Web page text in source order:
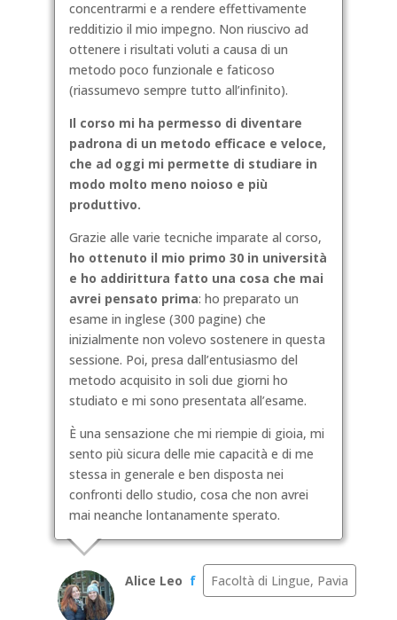
concentrarmi e a rendere effettivamente
redditizio il mio impegno. Non riuscivo ad
ottenere i risultati voluti a causa di un
metodo poco funzionale e faticoso
(riassumevo sempre tutto all’infinito).
Il corso mi ha permesso di diventare
padrona di un metodo efficace e veloce,
che ad oggi mi permette di studiare in
modo molto meno noioso e più
produttivo.
Grazie alle varie tecniche imparate al corso,
ho ottenuto il mio primo 30 in università
e ho addirittura fatto una cosa che mai
avrei pensato prima: ho preparato un
esame in inglese (300 pagine) che
inizialmente non volevo sostenere in questa
sessione. Poi, presa dall’entusiasmo del
metodo acquisito in soli due giorni ho
studiato e mi sono presentata all’esame.
È una sensazione che mi riempie di gioia, mi
sento più sicura delle mie capacità e di me
stessa in generale e ben disposta nei
confronti dello studio, cosa che non avrei
mai neanche lontanamente sperato.
Alice Leo f Facoltà di Lingue, Pavia